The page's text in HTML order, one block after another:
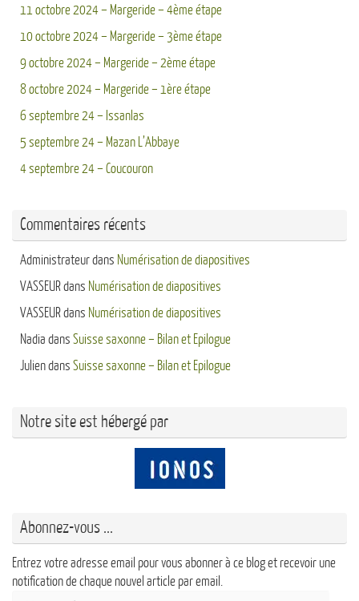
11 octobre 2024 – Margeride – 4ème étape
10 octobre 2024 – Margeride – 3ème étape
9 octobre 2024 – Margeride – 2ème étape
8 octobre 2024 – Margeride – 1ère étape
6 septembre 24 – Issanlas
5 septembre 24 – Mazan L’Abbaye
4 septembre 24 – Coucouron
Commentaires récents
Administrateurdans Numérisation de diapositives
VASSEURdans Numérisation de diapositives
VASSEURdans Numérisation de diapositives
Nadia dans Suisse saxonne – Bilan et Epilogue
Juliendans Suisse saxonne – Bilan et Epilogue
Notre site est hébergé par
Abonnez-vous ...
Entrez votre adresse email pour vous abonner à ce blog et recevoir une
notification de chaque nouvel article par email.